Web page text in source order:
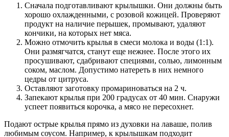
Сначала подготавливают крылышки. Они должны быть
хорошо охлажденными, с розовой кожицей. Проверяют
продукт на наличие перышек, промывают, удаляют
кончики, на которых нет мяса.
Можно отмочить крылья в смеси молока и воды (1:1).
Они размягчатся, станут еще нежнее. После этого их
просушивают, сдабривают специями, солью, лимонным
соком, маслом. Допустимо натереть в них немного
цедры от цитруса.
Оставляют заготовку промариноваться на 2 ч.
Запекают крылья при 200 градусах от 40 мин. Снаружи
успеет появиться корочка, а мясо не пересохнет.
Подают острые крылья прямо из духовки на лаваше, полив
любимым соусом. Например, к крылышкам подходит